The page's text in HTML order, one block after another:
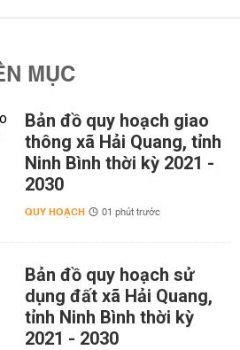
MỤC
Bản đồ quy hoạch giao
thông xã Hải Quang, tỉnh
Ninh Bình thời kỳ 2021 -
2030
QUY HOẠCH 01 phút trước
Bản đồ quy hoạch sử
dụng đất xã Hải Quang,
tỉnh Ninh Bình thời kỳ
2021 - 2030